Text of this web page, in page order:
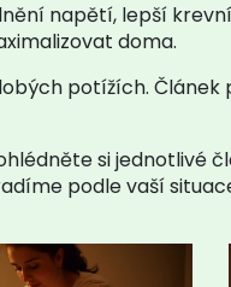
napětí, lepší
doma.
potížích.
si jednotlivé
podle vaší